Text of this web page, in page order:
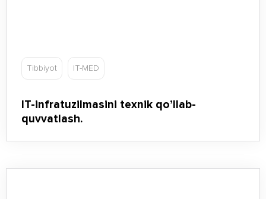
Tibbiyot IT-MED
IT-infratuzilmasini texnik qo’llab-
quvvatlash.